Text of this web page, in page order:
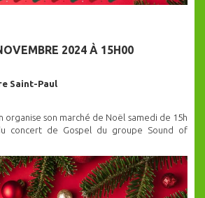
2024 À 15H00
Saint-Paul
organise son marché de Noël samedi de 15h
concert de Gospel du groupe Sound of